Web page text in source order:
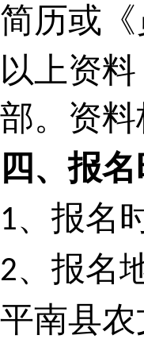
简历或
以上资
部。资
四、报
1、报名
2、报名
平南县